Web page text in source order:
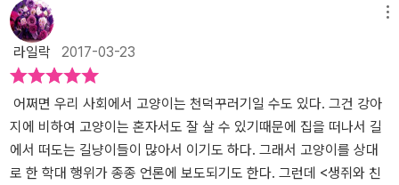
명이 실패로 끝나고 생쥐와 비슷한 신세가 되어 세계를 유랑했던 저
자의 삶의 궤적이 대한 하나의 비유가 아니었을까. 소설 같은 동화의
공간적 배경이 되는 뮌헨 더 나아가 독일은 40년도 전에 떠돌이 망명
자 세풀베다를 받아 주었다. 그리고 처음에 멕스란 이름이 없던 생쥐
는 이제 친구가 된 믹스에게 고민거리 두 개를 조용히 알려준다. 하나
는 이름을 지어 달라는 것, 막스가 좋아하는 초코 시리얼이 먹고 싶다
고. 멕스란 이름으로 생쥐는 고양이 믹스의 진정한 친구가 되었고, 먹
을 것을 나눔으로 식구가 되었다. 이게 다냐고? 천만에 말씀이다. 루
시력을 잃은 후로 보지 못한 세계를 보여주는 역할을 한다. 천적의 관
계가 될 수도 있었지만 특별한 인연으로 그들은 친구가 되었다. 그리
고 막스가 믹스에게 그랬던 것처럼 서로에게 부족한 점을 보완해 준
다. 이리저리 얽혀가는 막스와 믹스와 멕스를 보고 있으면 마치 한 형
제 같았다. 자신들은 그렇게 느끼지 못할지라도 내리사랑을 지켜보는
느낌이 들었다. 말은 통하지 않지만 믹스에게 친구 멕스가 생겼다는
걸 알고 공평하게 챙겨주는 막스. 막스가 집을 비울 때 부족한 부분을
채워나가는 믹스와 멕스. 나에게 있는 평범함이 누군가에게 필요가
라일락 2017-03-23
어쩌면 우리 사회에서 고양이는 천덕꾸러기일 수도 있다. 그건 강아
지에 비하여 고양이는 혼자서도 잘 살 수 있기때문에 집을 떠나서 길
에서 떠도는 길냥이들이 많아서 이기도 하다. 그래서 고양이를 상대
로 한 학대 행위가 종종 언론에 보도되기도 한다. 그런데 <생쥐와 친